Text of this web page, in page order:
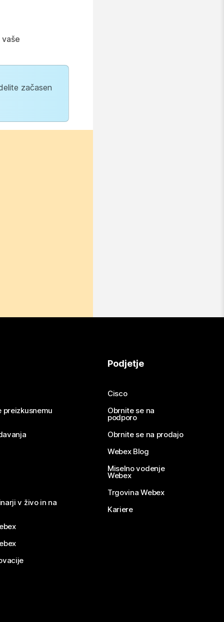
začasen
preizkusnemu
v živo in na
Podjetje
Cisco
Obrnite se na
podporo
Obrnite se na prodajo
Webex Blog
Miselno vodenje
Webex
Trgovina Webex
Kariere